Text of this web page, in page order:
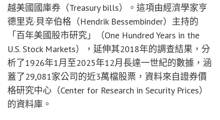
越美國國庫券（Treasury bills）。這項由經濟學家亨
德里克·貝辛伯格（Hendrik Bessembinder）主持的
「百年美國股市研究」（One Hundred Years in the
U.S. Stock Markets），延伸其2018年的調查結果，分
析了1926年1月至2025年12月長達一世紀的數據，涵
蓋了29,081家公司的近3萬檔股票，資料來自證券價
格研究中心（Center for Research in Security Prices）
的資料庫。